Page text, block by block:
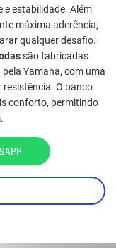
e estabilidade. Além
máxima aderência,
qualquer desafio.
são fabricadas
Yamaha, com uma
O banco
conforto, permitindo